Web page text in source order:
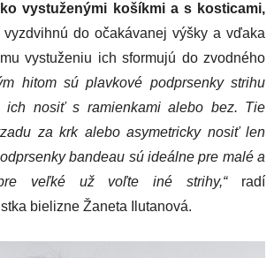
vystuženými košíkmi a s kosticami,
vyzdvihnú do očakávanej výšky a vďaka
vystuženiu ich sformujú do zvodného
hitom sú plavkové podprsenky strihu
ich nosiť s ramienkami alebo bez. Tie
za krk alebo asymetricky nosiť len
bandeau sú ideálne pre malé a
veľké už voľte iné strihy,“radí
bielizne Žaneta Ilutanová.